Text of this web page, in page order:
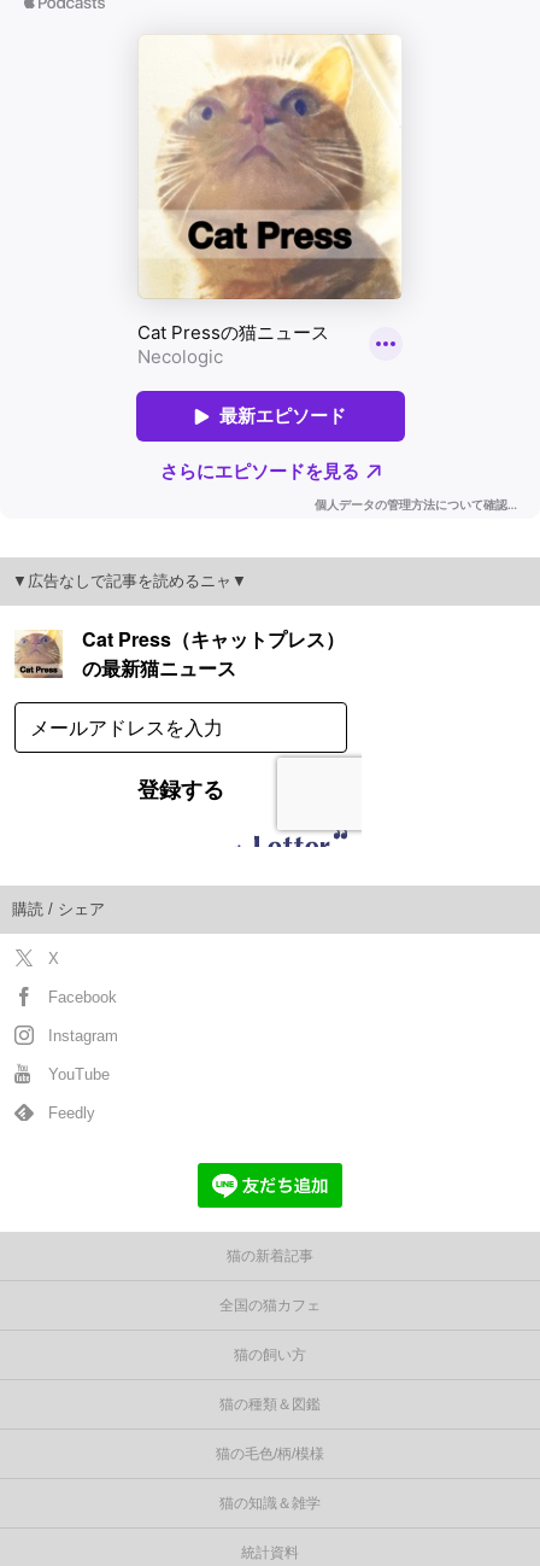
▼広告なしで記事を読めるニャ▼
購読 / シェア
X
Facebook
Instagram
YouTube
Feedly
猫の新着記事
全国の猫カフェ
猫の飼い方
猫の種類＆図鑑
猫の毛色/柄/模様
猫の知識＆雑学
統計資料